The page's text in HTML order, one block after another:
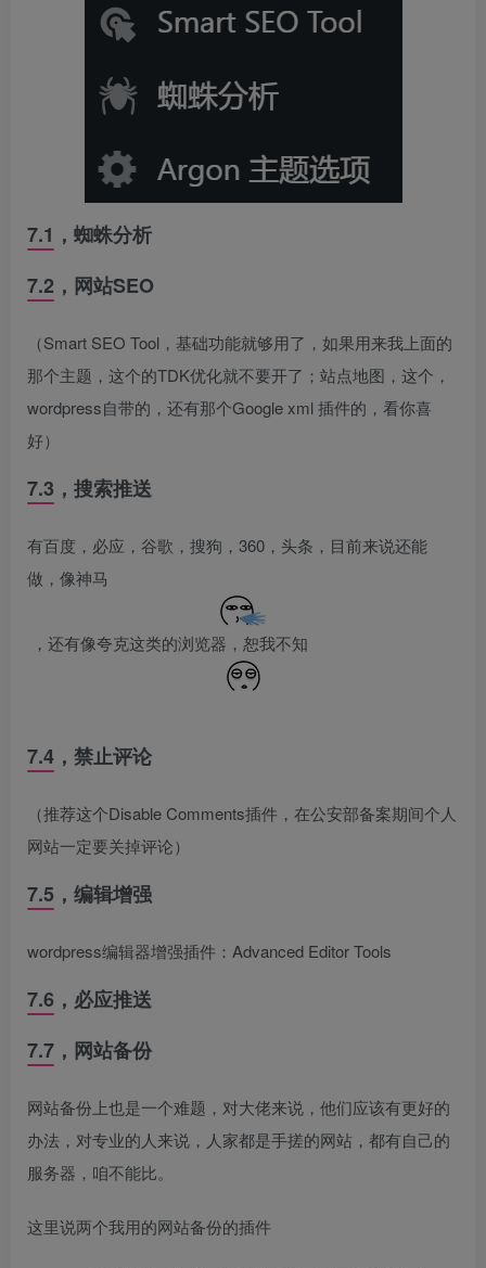
7.1，蜘蛛分析
7.2，网站SEO
（Smart SEO Tool，基础功能就够用了，如果用来我上面的
那个主题，这个的TDK优化就不要开了；站点地图，这个，
wordpress自带的，还有那个Google xml 插件的，看你喜
好）
7.3，搜索推送
有百度，必应，谷歌，搜狗，360，头条，目前来说还能
做，像神马
，还有像夸克这类的浏览器，恕我不知
7.4，禁止评论
（推荐这个Disable Comments插件，在公安部备案期间个人
网站一定要关掉评论）
7.5，编辑增强
wordpress编辑器增强插件：Advanced Editor Tools
7.6，必应推送
7.7，网站备份
网站备份上也是一个难题，对大佬来说，他们应该有更好的
办法，对专业的人来说，人家都是手搓的网站，都有自己的
服务器，咱不能比。
这里说两个我用的网站备份的插件